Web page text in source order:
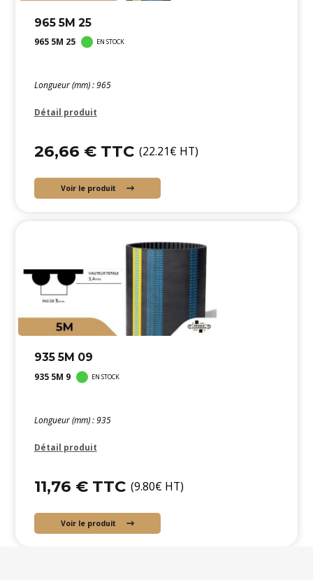
965 5M 25
965 5M 25 EN STOCK
Longueur (mm) : 965
Détail produit
26,66 € TTC (22.21€ HT)
Voir le produit
935 5M 09
935 5M 9 EN STOCK
Longueur (mm) : 935
Détail produit
11,76 € TTC (9.80€ HT)
Voir le produit